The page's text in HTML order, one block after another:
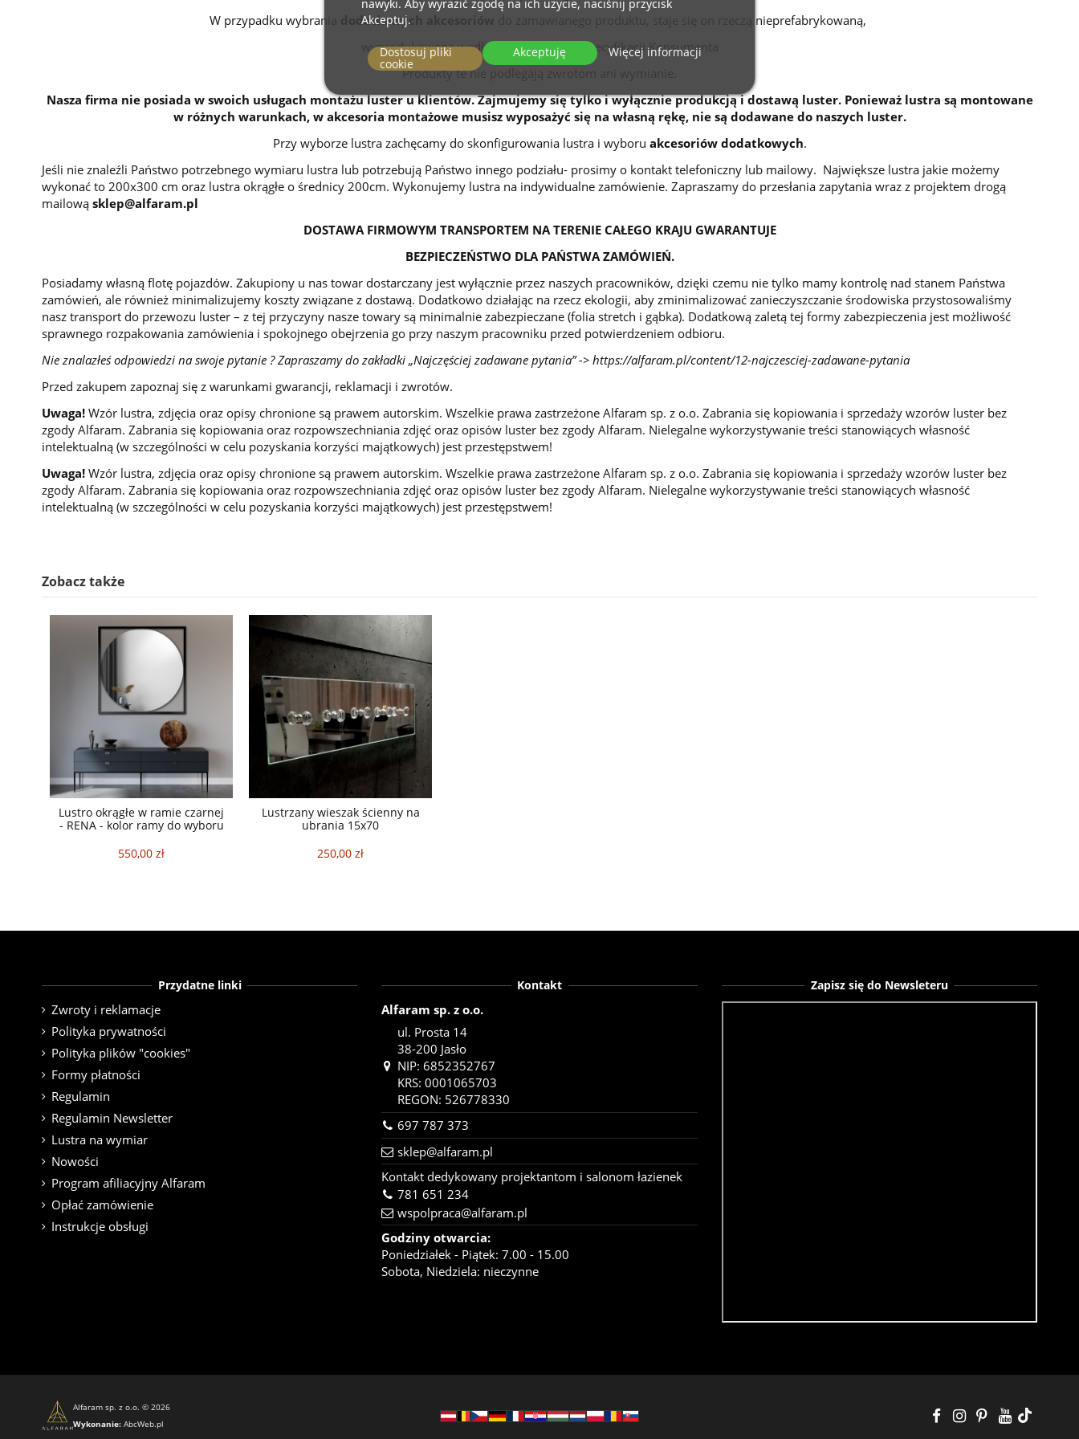
W przypadku wybrania dodatkowych akcesoriów do zamawianego produktu, staje się on rzeczą nieprefabrykowaną,
wyprodukowaną według indywidualnej specyfikacji Konsumenta
Produkty te nie podlegają zwrotom ani wymianie.
Nasza firma nie posiada w swoich usługach montażu luster u klientów. Zajmujemy się tylko i wyłącznie produkcją i dostawą luster. Ponieważ lustra są montowane
w różnych warunkach, w akcesoria montażowe musisz wyposażyć się na własną rękę, nie są dodawane do naszych luster.
Przy wyborze lustra zachęcamy do skonfigurowania lustra i wyboru akcesoriów dodatkowych.
Jeśli nie znaleźli Państwo potrzebnego wymiaru lustra lub potrzebują Państwo innego podziału- prosimy o kontakt telefoniczny lub mailowy. Największe lustra jakie możemy
wykonać to 200x300 cm oraz lustra okrągłe o średnicy 200cm. Wykonujemy lustra na indywidualne zamówienie. Zapraszamy do przesłania zapytania wraz z projektem drogą
mailową sklep@alfaram.pl
DOSTAWA FIRMOWYM TRANSPORTEM NA TERENIE CAŁEGO KRAJU GWARANTUJE
BEZPIECZEŃSTWO DLA PAŃSTWA ZAMÓWIEŃ.
Posiadamy własną flotę pojazdów. Zakupiony u nas towar dostarczany jest wyłącznie przez naszych pracowników, dzięki czemu nie tylko mamy kontrolę nad stanem Państwa
zamówień, ale również minimalizujemy koszty związane z dostawą. Dodatkowo działając na rzecz ekologii, aby zminimalizować zanieczyszczanie środowiska przystosowaliśmy
nasz transport do przewozu luster – z tej przyczyny nasze towary są minimalnie zabezpieczane (folia stretch i gąbka). Dodatkową zaletą tej formy zabezpieczenia jest możliwość
sprawnego rozpakowania zamówienia i spokojnego obejrzenia go przy naszym pracowniku przed potwierdzeniem odbioru.
Nie znalazłeś odpowiedzi na swoje pytanie ? Zapraszamy do zakładki „Najczęściej zadawane pytania” -> https://alfaram.pl/content/12-najczesciej-zadawane-pytania
Przed zakupem zapoznaj się z warunkami gwarancji, reklamacji i zwrotów.
Uwaga! Wzór lustra, zdjęcia oraz opisy chronione są prawem autorskim. Wszelkie prawa zastrzeżone Alfaram sp. z o.o. Zabrania się kopiowania i sprzedaży wzorów luster bez
zgody Alfaram. Zabrania się kopiowania oraz rozpowszechniania zdjęć oraz opisów luster bez zgody Alfaram. Nielegalne wykorzystywanie treści stanowiących własność
intelektualną (w szczególności w celu pozyskania korzyści majątkowych) jest przestępstwem!
Uwaga! Wzór lustra, zdjęcia oraz opisy chronione są prawem autorskim. Wszelkie prawa zastrzeżone Alfaram sp. z o.o. Zabrania się kopiowania i sprzedaży wzorów luster bez
zgody Alfaram. Zabrania się kopiowania oraz rozpowszechniania zdjęć oraz opisów luster bez zgody Alfaram. Nielegalne wykorzystywanie treści stanowiących własność
intelektualną (w szczególności w celu pozyskania korzyści majątkowych) jest przestępstwem!
Zobacz także
Lustro okrągłe w ramie czarnej
- RENA - kolor ramy do wyboru
550,00 zł
Lustrzany wieszak ścienny na
ubrania 15x70
250,00 zł
Przydatne linki
Zwroty i reklamacje
Polityka prywatności
Polityka plików "cookies"
Formy płatności
Regulamin
Regulamin Newsletter
Lustra na wymiar
Nowości
Program afiliacyjny Alfaram
Opłać zamówienie
Instrukcje obsługi
Kontakt
Alfaram sp. z o.o.
ul. Prosta 14
38-200 Jasło
NIP: 6852352767
KRS: 0001065703
REGON: 526778330
697 787 373
sklep@alfaram.pl
Kontakt dedykowany projektantom i salonom łazienek
781 651 234
wspolpraca@alfaram.pl
Godziny otwarcia:
Poniedziałek - Piątek: 7.00 - 15.00
Sobota, Niedziela: nieczynne
Zapisz się do Newsleteru
nawyki. Aby wyrazić zgodę na ich użycie, naciśnij przycisk
Akceptuj.
Więcej informacji
Dostosuj pliki
cookie
Akceptuję
Alfaram sp. z o.o. © 2026
Wykonanie: AbcWeb.pl